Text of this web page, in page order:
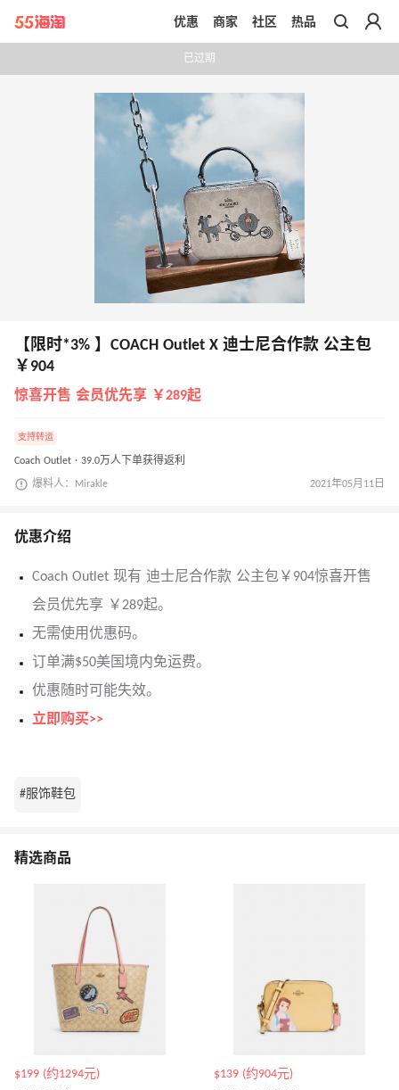
带你去官网买正品
优惠 商家 社区 热品
已过期
【限时*3% 】COACH Outlet X 迪士尼合作款 公主包
￥904
惊喜开售 会员优先享 ￥289起
支持转运
Coach Outlet · 39.0万人下单获得返利
爆料人：Mirakle 2021年05月11日
优惠介绍
Coach Outlet 现有 迪士尼合作款 公主包￥904惊喜开售
会员优先享 ￥289起。
无需使用优惠码。
订单满$50美国境内免运费。
优惠随时可能失效。
立即购买>>
#服饰鞋包
精选商品
$199 (约1294元)
$139 (约904元)